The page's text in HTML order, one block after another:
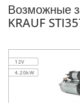
Возможные
KRAUF
12V
4.20kW